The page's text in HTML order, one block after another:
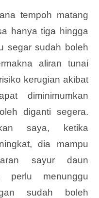
tempoh matang
hanya tiga hingga
segar sudah boleh
aliran tunai
kerugian akibat
diminimumkan
diganti segera.
saya, ketika
dia mampu
sayur daun
perlu menunggu
sudah boleh